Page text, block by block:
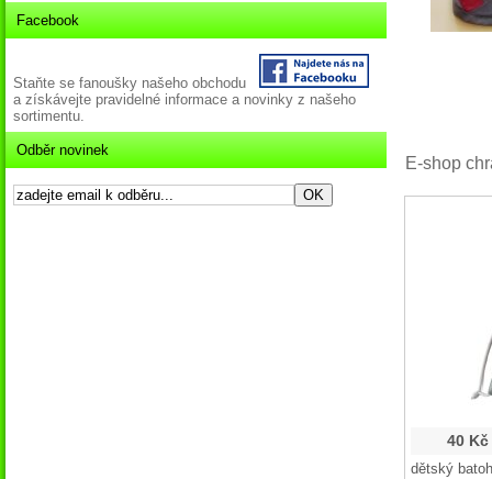
Facebook
Staňte se fanoušky našeho obchodu
a získávejte pravidelné informace a novinky z našeho
sortimentu.
Odběr novinek
E-shop
40 Kč
dětský